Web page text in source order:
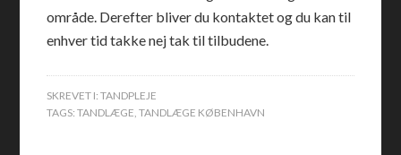
område. Derefter bliver du kontaktet og du kan til
enhver tid takke nej tak til tilbudene.
SKREVET I:TANDPLEJE
TAGS:TANDLÆGE,TANDLÆGE KØBENHAVN